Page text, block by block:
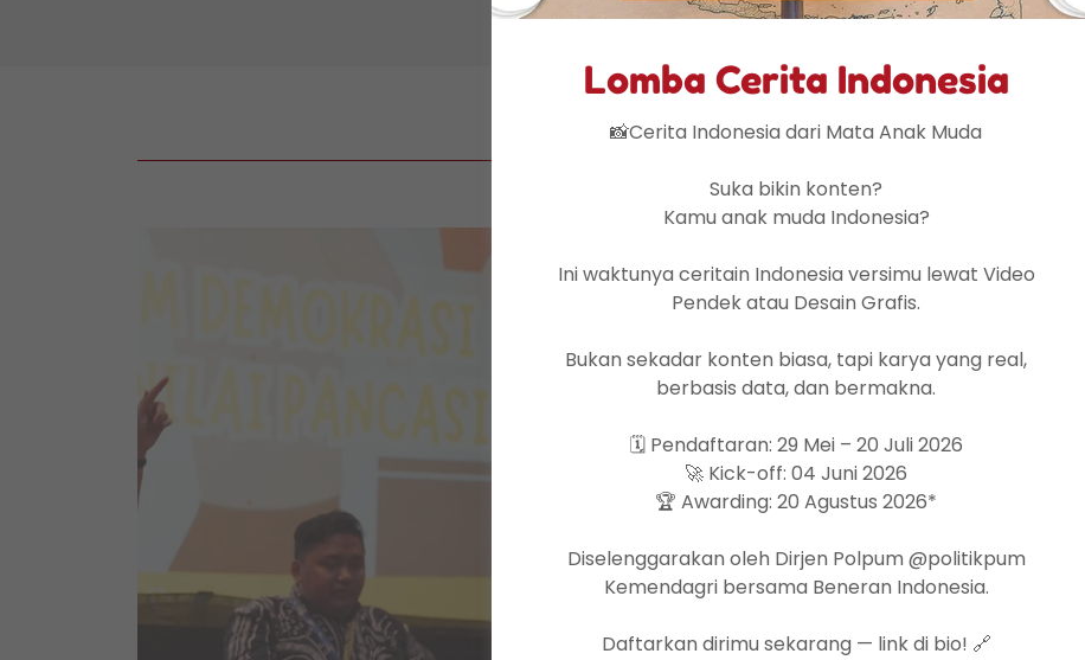
Lomba Cerita Indonesia
📸Cerita Indonesia dari Mata Anak Muda
Suka bikin konten?
Kamu anak muda Indonesia?
Ini waktunya ceritain Indonesia versimu lewat Video
Pendek atau Desain Grafis.
Bukan sekadar konten biasa, tapi karya yang real,
berbasis data, dan bermakna.
🗓️ Pendaftaran: 29 Mei – 20 Juli 2026
🚀 Kick-off: 04 Juni 2026
🏆 Awarding: 20 Agustus 2026*
Diselenggarakan oleh Dirjen Polpum @politikpum
Kemendagri bersama Beneran Indonesia.
Daftarkan dirimu sekarang — link di bio! 🔗